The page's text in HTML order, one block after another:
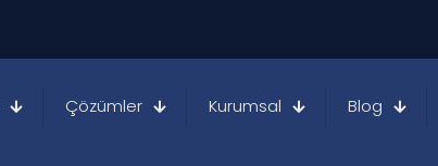
Çözümler Kurumsal Blog